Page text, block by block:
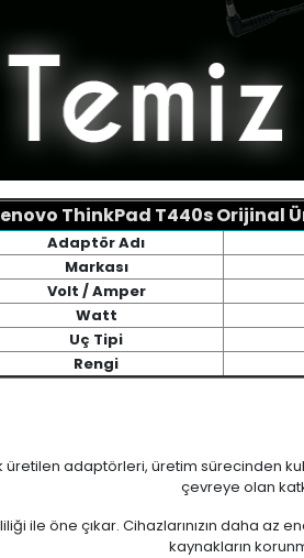
ThinkPad T440sOrijinal
Adaptör Adı
Markası
Volt / Amper
Watt
Uç Tipi
Rengi
üretilen adaptörleri, üretim sürecinden
çevreye olan
ile öne çıkar. Cihazlarınızın daha az
kaynakların